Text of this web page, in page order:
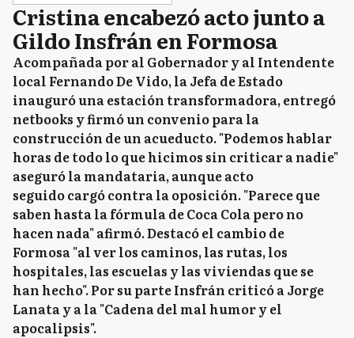
Cristina encabezó acto junto a
Gildo Insfrán en Formosa
Acompañada por al Gobernador y al Intendente
local Fernando De Vido, la Jefa de Estado
inauguró una estación transformadora, entregó
netbooks y firmó un convenio para la
construcción de un acueducto. "Podemos hablar
horas de todo lo que hicimos sin criticar a nadie"
aseguró la mandataria, aunque acto
seguido cargó contra la oposición. "Parece que
saben hasta la fórmula de Coca Cola pero no
hacen nada" afirmó. Destacó el cambio de
Formosa "al ver los caminos, las rutas, los
hospitales, las escuelas y las viviendas que se
han hecho". Por su parte Insfrán criticó a Jorge
Lanata y a la "Cadena del mal humor y el
apocalipsis".